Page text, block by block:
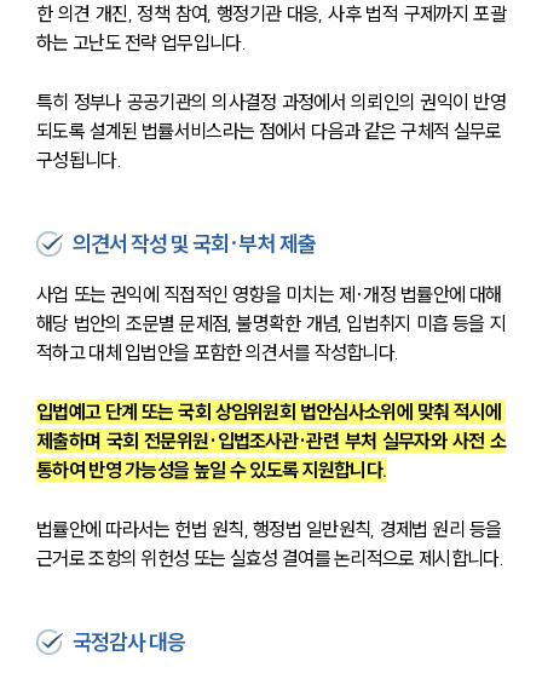
한 의견 개진, 정책 참여, 행정기관 대응, 사후 법적 구제까지 포괄
하는 고난도 전략 업무입니다.
특히 정부나 공공기관의 의사결정 과정에서 의뢰인의 권익이 반영
되도록 설계된 법률서비스라는 점에서 다음과 같은 구체적 실무로
구성됩니다.
의견서 작성 및 국회·부처 제출
사업 또는 권익에 직접적인 영향을 미치는 제·개정 법률안에 대해
해당 법안의 조문별 문제점, 불명확한 개념, 입법취지 미흡 등을 지
적하고 대체 입법안을 포함한 의견서를 작성합니다.
입법예고 단계 또는 국회 상임위원회 법안심사소위에 맞춰 적시에
제출하며 국회 전문위원·입법조사관·관련 부처 실무자와 사전 소
통하여 반영 가능성을 높일 수 있도록 지원합니다.
법률안에 따라서는 헌법 원칙, 행정법 일반원칙, 경제법 원리 등을
근거로 조항의 위헌성 또는 실효성 결여를 논리적으로 제시합니다.
국정감사 대응